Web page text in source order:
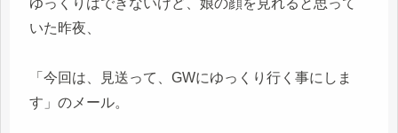
いた昨夜、
「今回は、見送って、GWにゆっくり行く事にしま
す」のメール。